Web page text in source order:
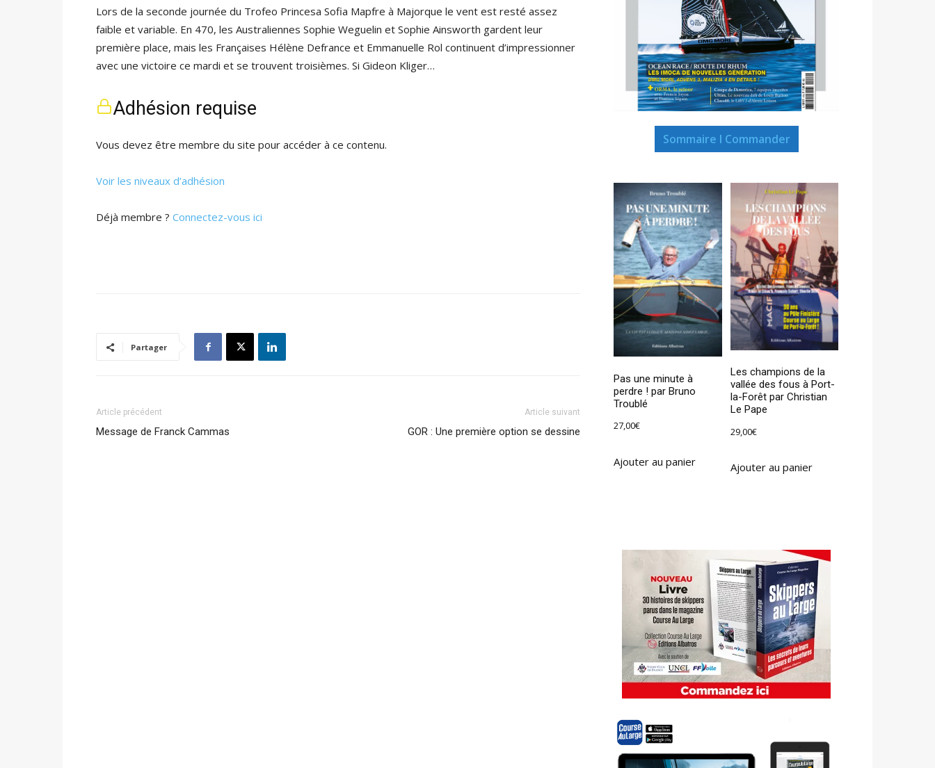
Lors de la seconde journée du Trofeo Princesa Sofia Mapfre à Majorque le vent est resté assez
faible et variable. En 470, les Australiennes Sophie Weguelin et Sophie Ainsworth gardent leur
première place, mais les Françaises Hélène Defrance et Emmanuelle Rol continuent d’impressionner
avec une victoire ce mardi et se trouvent troisièmes. Si Gideon Kliger…
Adhésion requise
Vous devez être membre du site pour accéder à ce contenu.
Voir les niveaux d’adhésion
Déjà membre ? Connectez-vous ici
Partager
Article précédent
Message de Franck Cammas
Article suivant
GOR : Une première option se dessine
Sommaire I Commander
Pas une minute à
perdre ! par Bruno
Troublé
27,00€
Ajouter au panier
Les champions de la
vallée des fous à Port-
la-Forêt par Christian
Le Pape
29,00€
Ajouter au panier